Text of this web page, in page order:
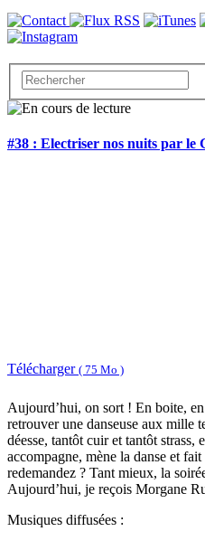
#38 : Electriser nos nuits par le
Télécharger ( 75 Mo )
Aujourd’hui, on sort ! En boite,
retrouver une danseuse aux mille
déesse, tantôt cuir et tantôt strass,
accompagne, mène la danse et
redemandez ? Tant mieux, la
Aujourd’hui, je reçois Morgane
Musiques diffusées :